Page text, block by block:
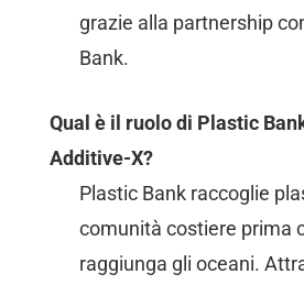
grazie alla partnership
Bank.
Qual è il ruolo di Plastic
Additive-X?
Plastic Bank raccoglie
comunità costiere prima
raggiunga gli oceani.